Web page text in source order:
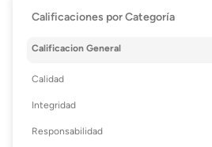
Calificaciones por Categoría
Calificacion General
Calidad
Integridad
Responsabilidad